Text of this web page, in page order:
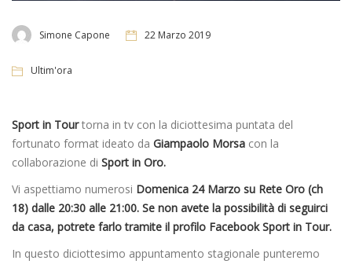
Simone Capone 22 Marzo 2019
Ultim'ora
Sport in Tourtorna in tv con la diciottesima puntata del
fortunato format ideato da Giampaolo Morsa con la
collaborazione di Sport in Oro.
Vi aspettiamo numerosi Domenica 24 Marzo su Rete Oro (ch
18) dalle 20:30 alle 21:00. Se non avete la possibilità di seguirci
da casa, potrete farlo tramite il profilo Facebook Sport in Tour.
In questo diciottesimo appuntamento stagionale punteremo